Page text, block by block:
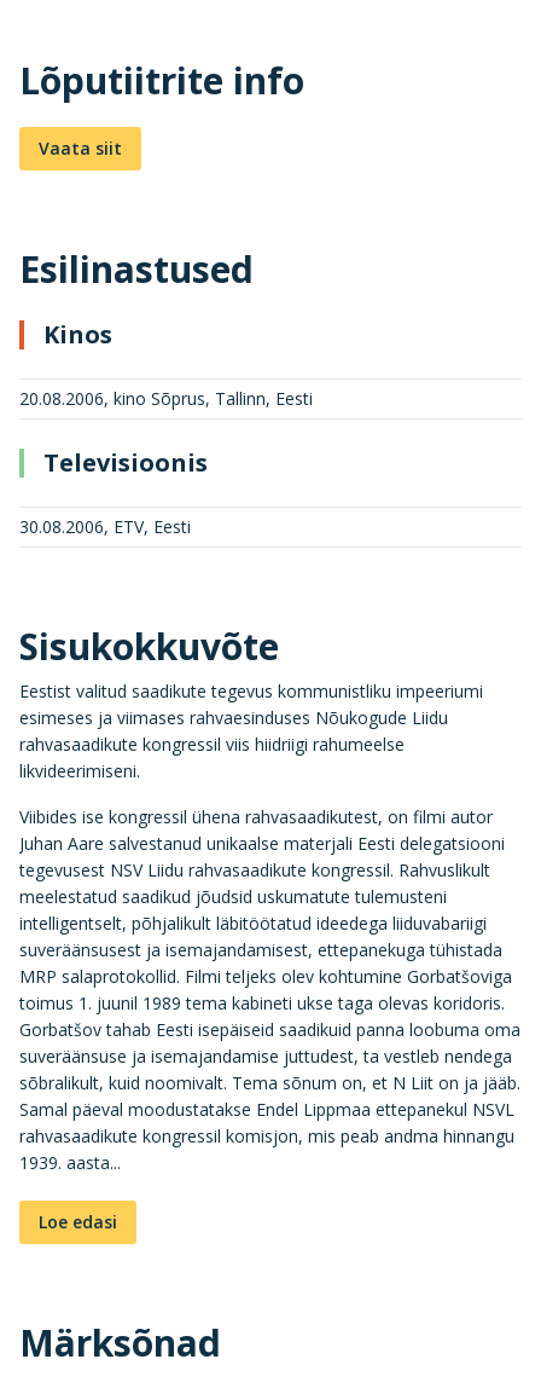
Lõputiitrite info
Vaata siit
Esilinastused
Kinos
20.08.2006, kino Sõprus, Tallinn, Eesti
Televisioonis
30.08.2006, ETV, Eesti
Sisukokkuvõte
Eestist valitud saadikute tegevus kommunistliku impeeriumi
esimeses ja viimases rahvaesinduses Nõukogude Liidu
rahvasaadikute kongressil viis hiidriigi rahumeelse
likvideerimiseni.
Viibides ise kongressil ühena rahvasaadikutest, on filmi autor
Juhan Aare salvestanud unikaalse materjali Eesti delegatsiooni
tegevusest NSV Liidu rahvasaadikute kongressil. Rahvuslikult
meelestatud saadikud jõudsid uskumatute tulemusteni
intelligentselt, põhjalikult läbitöötatud ideedega liiduvabariigi
suveräänsusest ja isemajandamisest, ettepanekuga tühistada
MRP salaprotokollid. Filmi teljeks olev kohtumine Gorbatšoviga
toimus 1. juunil 1989 tema kabineti ukse taga olevas koridoris.
Gorbatšov tahab Eesti isepäiseid saadikuid panna loobuma oma
suveräänsuse ja isemajandamise juttudest, ta vestleb nendega
sõbralikult, kuid noomivalt. Tema sõnum on, et N Liit on ja jääb.
Samal päeval moodustatakse Endel Lippmaa ettepanekul NSVL
rahvasaadikute kongressil komisjon, mis peab andma hinnangu
1939. aasta...
Loe edasi
Märksõnad